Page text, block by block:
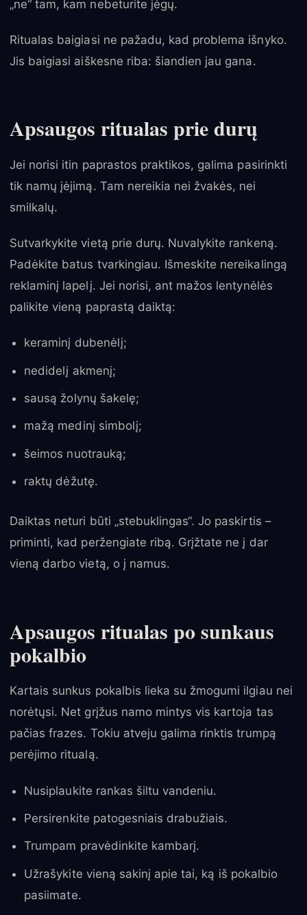
„ne“ tam, kam nebeturite jėgų.
Ritualas baigiasi ne pažadu, kad problema išnyko.
Jis baigiasi aiškesne riba: šiandien jau gana.
Apsaugos ritualas prie durų
Jei norisi itin paprastos praktikos, galima pasirinkti
tik namų įėjimą. Tam nereikia nei žvakės, nei
smilkalų.
Sutvarkykite vietą prie durų. Nuvalykite rankeną.
Padėkite batus tvarkingiau. Išmeskite nereikalingą
reklaminį lapelį. Jei norisi, ant mažos lentynėlės
palikite vieną paprastą daiktą:
keraminį dubenėlį;
nedidelį akmenį;
sausą žolynų šakelę;
mažą medinį simbolį;
šeimos nuotrauką;
raktų dėžutę.
Daiktas neturi būti „stebuklingas“. Jo paskirtis –
priminti, kad peržengiate ribą. Grįžtate ne į dar
vieną darbo vietą, o į namus.
Apsaugos ritualas po sunkaus
pokalbio
Kartais sunkus pokalbis lieka su žmogumi ilgiau nei
norėtųsi. Net grįžus namo mintys vis kartoja tas
pačias frazes. Tokiu atveju galima rinktis trumpą
perėjimo ritualą.
Nusiplaukite rankas šiltu vandeniu.
Persirenkite patogesniais drabužiais.
Trumpam pravėdinkite kambarį.
Užrašykite vieną sakinį apie tai, ką iš pokalbio
pasiimate.